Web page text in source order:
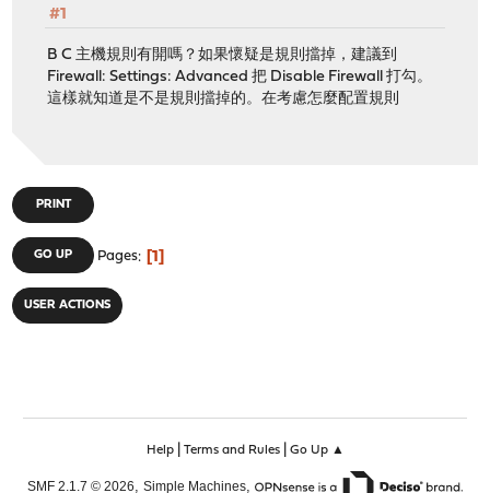
#1
B C 主機規則有開嗎？如果懷疑是規則擋掉，建議到
Firewall: Settings: Advanced 把 Disable Firewall 打勾。
這樣就知道是不是規則擋掉的。在考慮怎麼配置規則
PRINT
GO UP Pages 1
USER ACTIONS
Help| Terms and Rules| Go Up ▲
SMF 2.1.7 © 2026, Simple Machines,